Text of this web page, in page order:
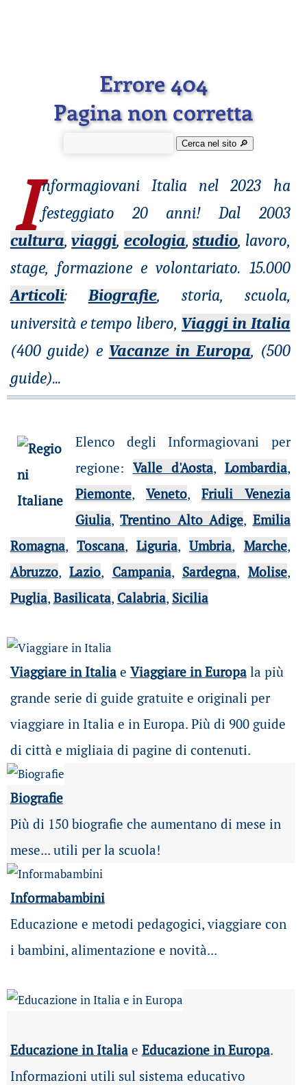
Errore 404
Pagina non corretta
Cerca nel sito 🔎︎
I nformagiovaniItalia nel 2023 ha
festeggiato 20 anni! Dal 2003
cultura,viaggi, ecologia,studio, lavoro,
stage, formazione e volontariato. 15.000
Articoli: Biografie, storia, scuola,
università e tempo libero, Viaggi in Italia
(400 guide) e Vacanze in Europa, (500
guide)...
Elenco degli Informagiovani per
regione: Valle d'Aosta, Lombardia,
Piemonte, Veneto,Friuli Venezia
Giulia,Trentino Alto Adige, Emilia
Romagna, Toscana,Liguria,Umbria, Marche,
Abruzzo,Lazio, Campania, Sardegna, Molise,
Puglia, Basilicata, Calabria, Sicilia
Viaggiare in Italiae Viaggiare in Europala più
grande serie di guide gratuite e originali per
viaggiare in Italia e in Europa. Più di 900 guide
di città e migliaia di pagine di contenuti.
Biografie
Più di 150 biografie che aumentano di mese in
mese... utili per la scuola!
Informabambini
Educazione e metodi pedagogici, viaggiare con
i bambini, alimentazione e novità...
Educazione in Italiae Educazione in Europa.
Informazioni utili sul sistema educativo